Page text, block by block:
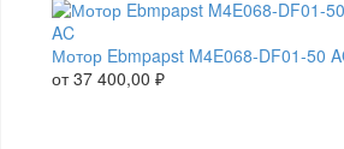
Мотор Ebmpapst M4E068-DF01-50
от37 400,00 ₽